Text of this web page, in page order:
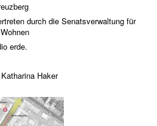
durch die Senatsverwaltung für
erde.
Haker